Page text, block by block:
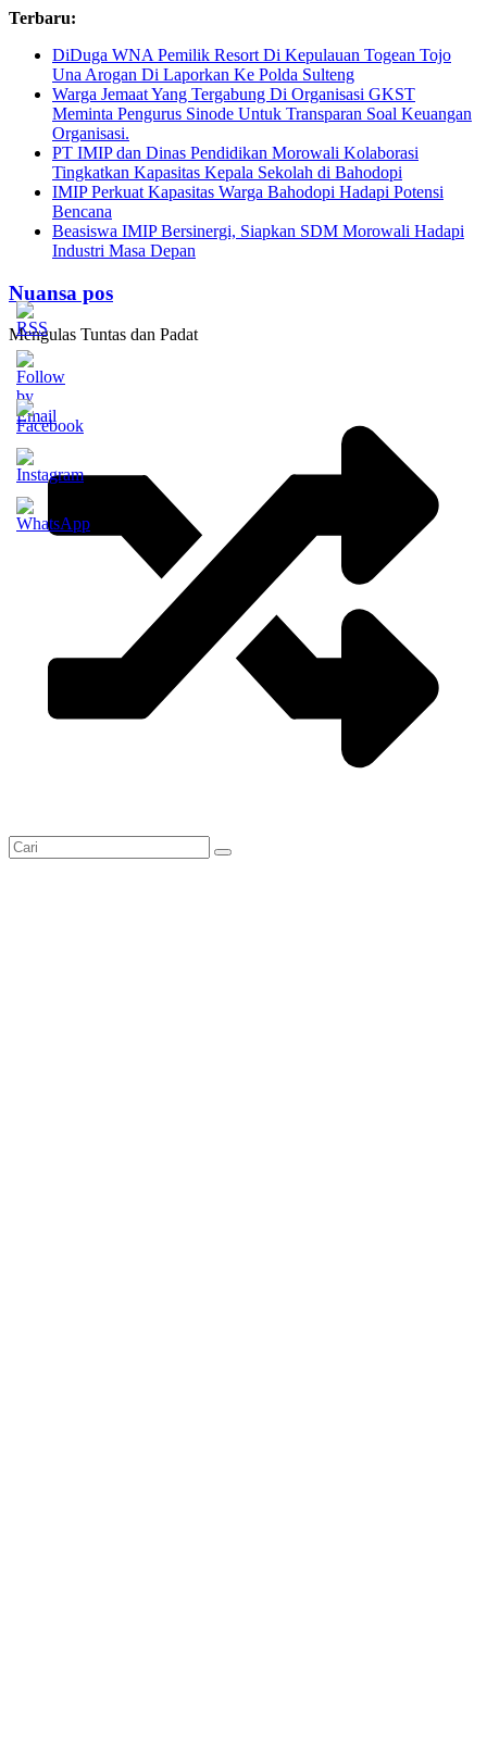
Skip
content
Terbaru:
DiDuga WNA Pemilik Resort Di Kepulauan Togean Tojo
Una Arogan Di Laporkan Ke Polda Sulteng
Warga Jemaat Yang Tergabung Di Organisasi GKST
Meminta Pengurus Sinode Untuk Transparan Soal Keuangan
Organisasi.
PT IMIP dan Dinas Pendidikan Morowali Kolaborasi
Tingkatkan Kapasitas Kepala Sekolah di Bahodopi
IMIP Perkuat Kapasitas Warga Bahodopi Hadapi Potensi
Bencana
Beasiswa IMIP Bersinergi, Siapkan SDM Morowali Hadapi
Industri Masa Depan
Nuansa pos
Mengulas Tuntas dan Padat